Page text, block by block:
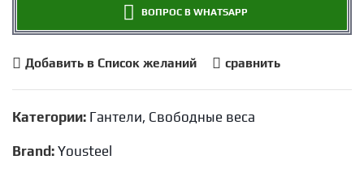
ВОПРОС В WHATSAPP
Добавить в Список желаний сравнить
Категории: Гантели, Свободные веса
Brand: Yousteel